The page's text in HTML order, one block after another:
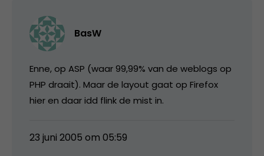
BasW
Enne, op ASP (waar 99,99% van de weblogs op
PHP draait). Maar de layout gaat op Firefox
hier en daar idd flink de mist in.
23 juni 2005 om 05:59